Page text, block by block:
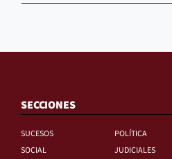
SECCIONES
SUCESOS
POLÍTICA
SOCIAL
JUDICIALES